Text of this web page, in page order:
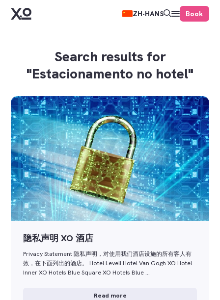
ZH-HANS Book
Search results for
"Estacionamento no hotel"
隐私声明 XO 酒店
Privacy Statement 隐私声明，对使用我们酒店设施的所有客人有
效，在下面列出的酒店。 Hotel Levell Hotel Van Gogh XO Hotel
Inner XO Hotels Blue Square XO Hotels Blue …
Read more